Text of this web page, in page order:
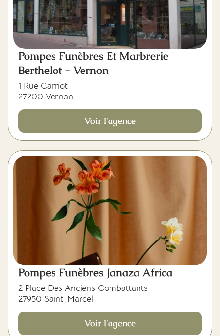
Pompes Funèbres Et Marbrerie
Berthelot - Vernon
1 Rue Carnot
27200 Vernon
Voir l'agence
Pompes Funèbres Janaza Africa
2 Place Des Anciens Combattants
27950 Saint-Marcel
Voir l'agence